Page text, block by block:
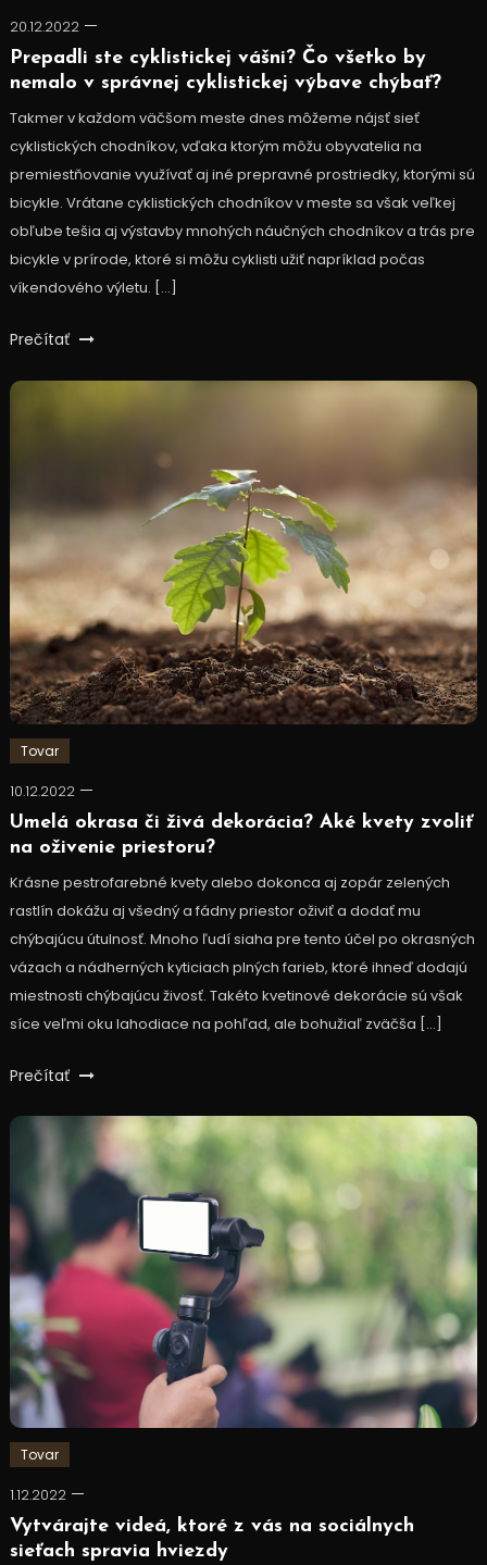
20.12.2022
Prepadli ste cyklistickej vášni? Čo všetko by
nemalo v správnej cyklistickej výbave chýbať?
Takmer v každom väčšom meste dnes môžeme nájsť sieť
cyklistických chodníkov, vďaka ktorým môžu obyvatelia na
premiestňovanie využívať aj iné prepravné prostriedky, ktorými sú
bicykle. Vrátane cyklistických chodníkov v meste sa však veľkej
obľube tešia aj výstavby mnohých náučných chodníkov a trás pre
bicykle v prírode, ktoré si môžu cyklisti užiť napríklad počas
víkendového výletu. […]
Prečítať
Tovar
10.12.2022
Umelá okrasa či živá dekorácia? Aké kvety zvoliť
na oživenie priestoru?
Krásne pestrofarebné kvety alebo dokonca aj zopár zelených
rastlín dokážu aj všedný a fádny priestor oživiť a dodať mu
chýbajúcu útulnosť. Mnoho ľudí siaha pre tento účel po okrasných
vázach a nádherných kyticiach plných farieb, ktoré ihneď dodajú
miestnosti chýbajúcu živosť. Takéto kvetinové dekorácie sú však
síce veľmi oku lahodiace na pohľad, ale bohužiaľ zväčša […]
Prečítať
Tovar
1.12.2022
Vytvárajte videá, ktoré z vás na sociálnych
sieťach spravia hviezdy